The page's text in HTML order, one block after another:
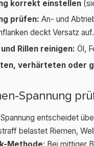
korrekt einstellen
prüfen: An- und
deckt Versatz auf.
Rillen reinigen: Öl,
verhärteten oder
Spannung
entscheidet
belastet Riemen,